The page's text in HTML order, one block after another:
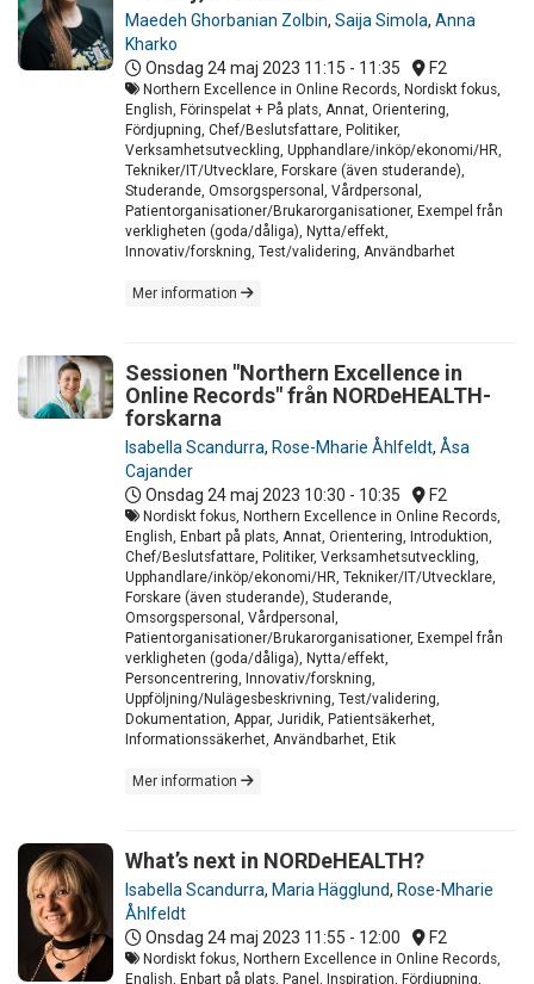
Maedeh Ghorbanian Zolbin, Saija Simola, Anna
Kharko
Onsdag 24 maj 2023 11:15 - 11:35 F2
Northern Excellence in Online Records, Nordiskt fokus,
English, Förinspelat + På plats, Annat, Orientering,
Fördjupning, Chef/Beslutsfattare, Politiker,
Verksamhetsutveckling, Upphandlare/inköp/ekonomi/HR,
Tekniker/IT/Utvecklare, Forskare (även studerande),
Studerande, Omsorgspersonal, Vårdpersonal,
Patientorganisationer/Brukarorganisationer, Exempel från
verkligheten (goda/dåliga), Nytta/effekt,
Innovativ/forskning, Test/validering, Användbarhet
Mer information
Sessionen "Northern Excellence in
Online Records" från NORDeHEALTH-
forskarna
Isabella Scandurra, Rose-Mharie Åhlfeldt, Åsa
Cajander
Onsdag 24 maj 2023 10:30 - 10:35 F2
Nordiskt fokus, Northern Excellence in Online Records,
English, Enbart på plats, Annat, Orientering, Introduktion,
Chef/Beslutsfattare, Politiker, Verksamhetsutveckling,
Upphandlare/inköp/ekonomi/HR, Tekniker/IT/Utvecklare,
Forskare (även studerande), Studerande,
Omsorgspersonal, Vårdpersonal,
Patientorganisationer/Brukarorganisationer, Exempel från
verkligheten (goda/dåliga), Nytta/effekt,
Personcentrering, Innovativ/forskning,
Uppföljning/Nulägesbeskrivning, Test/validering,
Dokumentation, Appar, Juridik, Patientsäkerhet,
Informationssäkerhet, Användbarhet, Etik
Mer information
What’s next in NORDeHEALTH?
Isabella Scandurra, Maria Hägglund, Rose-Mharie
Åhlfeldt
Onsdag 24 maj 2023 11:55 - 12:00 F2
Nordiskt fokus, Northern Excellence in Online Records,
English, Enbart på plats, Panel, Inspiration, Fördjupning,